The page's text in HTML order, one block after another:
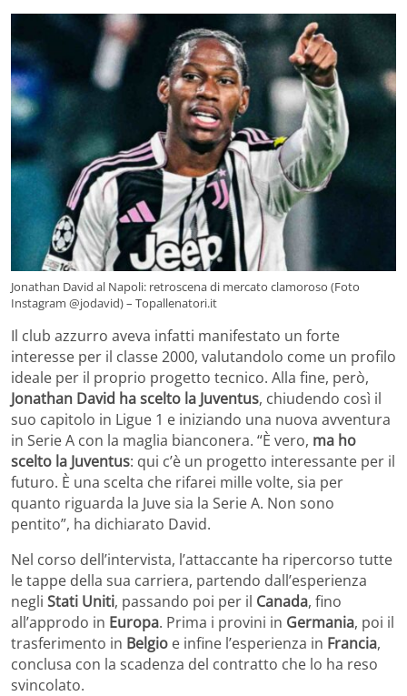
Jonathan David al Napoli: retroscena di mercato clamoroso (Foto
Instagram @jodavid) – Topallenatori.it
Il club azzurro aveva infatti manifestato un forte
interesse per il classe 2000, valutandolo come un profilo
ideale per il proprio progetto tecnico. Alla fine, però,
Jonathan David ha scelto la Juventus, chiudendo così il
suo capitolo in Ligue 1 e iniziando una nuova avventura
in Serie A con la maglia bianconera. “È vero, ma ho
scelto la Juventus: qui c’è un progetto interessante per il
futuro. È una scelta che rifarei mille volte, sia per
quanto riguarda la Juve sia la Serie A. Non sono
pentito”, ha dichiarato David.
Nel corso dell’intervista, l’attaccante ha ripercorso tutte
le tappe della sua carriera, partendo dall’esperienza
negli Stati Uniti, passando poi per il Canada, fino
all’approdo in Europa. Prima i provini in Germania, poi il
trasferimento in Belgio e infine l’esperienza in Francia,
conclusa con la scadenza del contratto che lo ha reso
svincolato.